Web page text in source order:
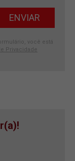
você está
Privacidade